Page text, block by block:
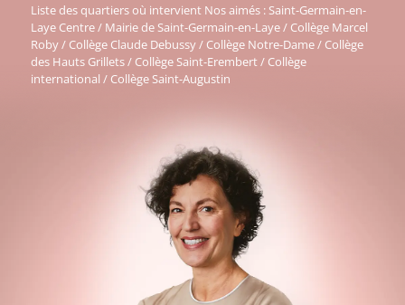
Liste des quartiers où intervient Nos aimés : Saint-Germain-en-
Laye Centre / Mairie de Saint-Germain-en-Laye / Collège Marcel
Roby / Collège Claude Debussy / Collège Notre-Dame / Collège
des Hauts Grillets / Collège Saint-Erembert / Collège
international / Collège Saint-Augustin